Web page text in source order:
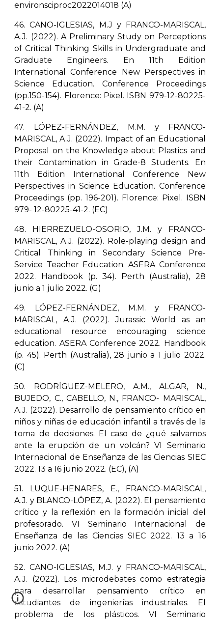
environsciproc2022014018 (A)
46. CANO-IGLESIAS, M.J y FRANCO-MARISCAL,
A.J. (2022). A Preliminary Study on Perceptions
of Critical Thinking Skills in Undergraduate and
Graduate Engineers. En 11th Edition
International Conference New Perspectives in
Science Education. Conference Proceedings
(pp.150-154). Florence: Pixel. ISBN 979-12-80225-
41-2. (A)
47. LÓPEZ-FERNÁNDEZ, M.M. y FRANCO-
MARISCAL, A.J. (2022). Impact of an Educational
Proposal on the Knowledge about Plastics and
their Contamination in Grade-8 Students. En
11th Edition International Conference New
Perspectives in Science Education. Conference
Proceedings (pp. 196-201). Florence: Pixel. ISBN
979- 12-80225-41-2. (EC)
48. HIERREZUELO-OSORIO, J.M. y FRANCO-
MARISCAL, A.J. (2022). Role-playing design and
Critical Thinking in Secondary Science Pre-
Service Teacher Education. ASERA Conference
2022. Handbook (p. 34). Perth (Australia), 28
junio a 1 julio 2022. (G)
49. LÓPEZ-FERNÁNDEZ, M.M. y FRANCO-
MARISCAL, A.J. (2022). Jurassic World as an
educational resource encouraging science
education. ASERA Conference 2022. Handbook
(p. 45). Perth (Australia), 28 junio a 1 julio 2022.
(C)
50. RODRÍGUEZ-MELERO, A.M., ALGAR, N.,
BUJEDO, C., CABELLO, N., FRANCO- MARISCAL,
A.J. (2022). Desarrollo de pensamiento crítico en
niños y niñas de educación infantil a través de la
toma de decisiones. El caso de ¿qué salvamos
ante la erupción de un volcán? VI Seminario
Internacional de Enseñanza de las Ciencias SIEC
2022. 13 a 16 junio 2022. (EC), (A)
51. LUQUE-HENARES, E., FRANCO-MARISCAL,
A.J. y BLANCO-LÓPEZ, A. (2022). El pensamiento
crítico y la reflexión en la formación inicial del
profesorado. VI Seminario Internacional de
Enseñanza de las Ciencias SIEC 2022. 13 a 16
junio 2022. (A)
52. CANO-IGLESIAS, M.J. y FRANCO-MARISCAL,
A.J. (2022). Los microdebates como estrategia
para desarrollar pensamiento crítico en
estudiantes de ingenierías industriales. El
problema de los plásticos. VI Seminario